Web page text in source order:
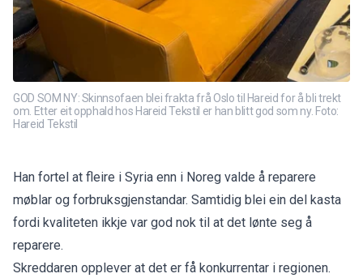
GOD SOM NY: Skinnsofaen blei frakta frå Oslo til Hareid for å bli trekt
om. Etter eit opphald hos Hareid Tekstil er han blitt god som ny. Foto:
Hareid Tekstil
Han fortel at fleire i Syria enn i Noreg valde å reparere
møblar og forbruksgjenstandar. Samtidig blei ein del kasta
fordi kvaliteten ikkje var god nok til at det lønte seg å
reparere.
Skreddaren opplever at det er få konkurrentar i regionen.